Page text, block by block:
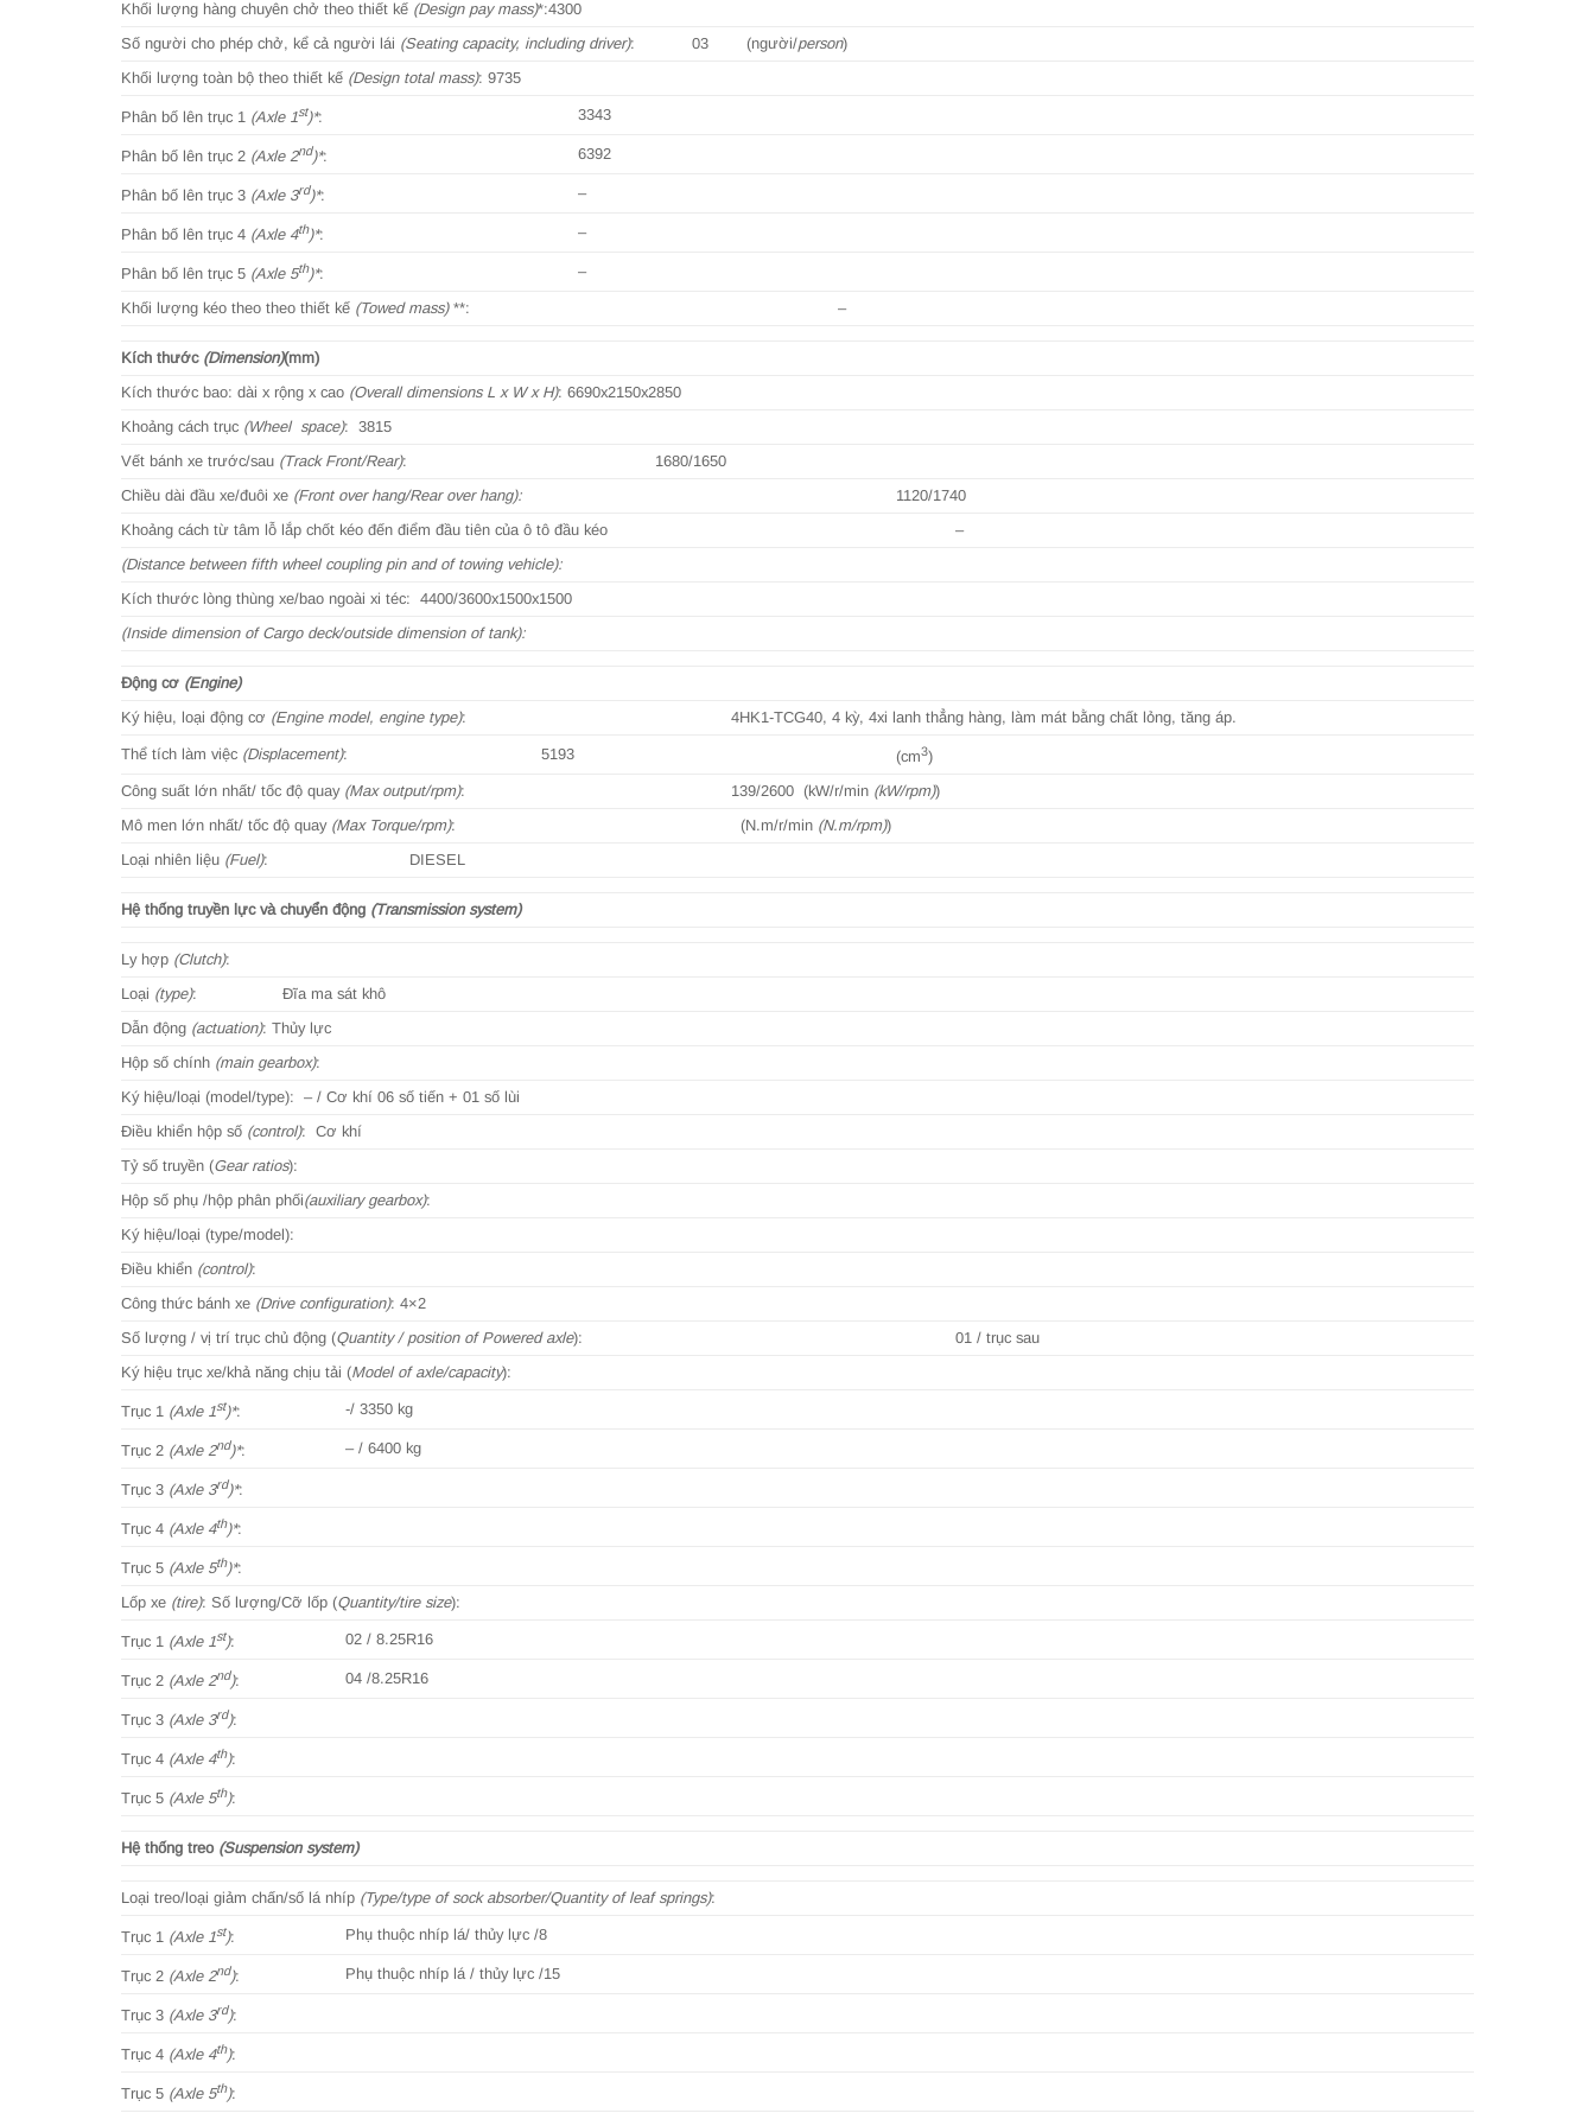
Khối lượng hàng chuyên chở theo thiết kế (Design pay mass)*:4300
Số người cho phép chở, kể cả người lái (Seating capacity, including driver): 03 (người/person)
Khối lượng toàn bộ theo thiết kế (Design total mass): 9735
Phân bố lên trục 1 (Axle 1st)*: 3343
Phân bố lên trục 2 (Axle 2nd)*: 6392
Phân bố lên trục 3 (Axle 3rd)*: –
Phân bố lên trục 4 (Axle 4th)*: –
Phân bố lên trục 5 (Axle 5th)*: –
Khối lượng kéo theo theo thiết kế (Towed mass)**: –
Kích thước (Dimension)(mm)
Kích thước bao: dài x rộng x cao (Overall dimensions L x W x H): 6690x2150x2850
Khoảng cách trục (Wheel space): 3815
Vết bánh xe trước/sau (Track Front/Rear):
1680/1650
Chiều dài đầu xe/đuôi xe (Front over hang/Rear over hang):
1120/1740
Khoảng cách từ tâm lỗ lắp chốt kéo đến điểm đầu tiên của ô tô đầu kéo
–
(Distance between fifth wheel coupling pin and of towing vehicle):
Kích thước lòng thùng xe/bao ngoài xi téc: 4400/3600x1500x1500
(Inside dimension of Cargo deck/outside dimension of tank):
Động cơ (Engine)
Ký hiệu, loại động cơ (Engine model, engine type): 4HK1-TCG40, 4 kỳ, 4xi lanh thẳng hàng, làm mát bằng chất lỏng, tăng áp.
Thể tích làm việc (Displacement): 5193 (cm3)
Công suất lớn nhất/ tốc độ quay (Max output/rpm): 139/2600 (kW/r/min (kW/rpm))
Mô men lớn nhất/ tốc độ quay (Max Torque/rpm): (N.m/r/min (N.m/rpm))
Loại nhiên liệu (Fuel): DIESEL
Hệ thống truyền lực và chuyển động (Transmission system)
Ly hợp (Clutch):
Loại (type):
Đĩa ma sát khô
Dẫn động (actuation): Thủy lực
Hộp số chính (main gearbox):
Ký hiệu/loại (model/type): – / Cơ khí 06 số tiến + 01 số lùi
Điều khiển hộp số (control): Cơ khí
Tỷ số truyền (Gear ratios):
Hộp số phụ /hộp phân phối(auxiliary gearbox):
Ký hiệu/loại (type/model):
Điều khiển (control):
Công thức bánh xe (Drive configuration): 4×2
Số lượng / vị trí trục chủ động (Quantity / position of Powered axle):
01 / trục sau
Ký hiệu trục xe/khả năng chịu tải (Model of axle/capacity):
Trục 1 (Axle 1st)*: -/ 3350 kg
Trục 2 (Axle 2nd)*: – / 6400 kg
Trục 3 (Axle 3rd)*:
Trục 4 (Axle 4th)*:
Trục 5 (Axle 5th)*:
Lốp xe (tire): Số lượng/Cỡ lốp (Quantity/tire size):
Trục 1 (Axle 1st): 02 / 8.25R16
Trục 2 (Axle 2nd): 04 /8.25R16
Trục 3 (Axle 3rd):
Trục 4 (Axle 4th):
Trục 5 (Axle 5th):
Hệ thống treo (Suspension system)
Loại treo/loại giảm chấn/số lá nhíp (Type/type of sock absorber/Quantity of leaf springs):
Trục 1 (Axle 1st): Phụ thuộc nhíp lá/ thủy lực /8
Trục 2 (Axle 2nd): Phụ thuộc nhíp lá / thủy lực /15
Trục 3 (Axle 3rd):
Trục 4 (Axle 4th):
Trục 5 (Axle 5th):